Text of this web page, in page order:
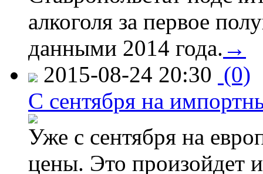
алкоголя за первое
данными 2014 года. →
2015-08-24 20:30 (0)
C сентября на
Уже с сентября на
цены. Это произойдет